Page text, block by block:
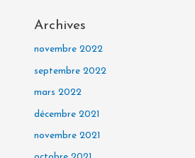
Archives
novembre 2022
septembre 2022
mars 2022
décembre 2021
novembre 2021